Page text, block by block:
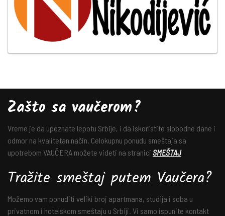
Zašto sa vaučerom?
Vreme je da upoznate lepotu Srbije, i da iskoristite slobodne dane i
odmor na kvalitetan način. Celokupnu ponudu smeštaja sa
upotrebom VAUČERA možete videti na stranici SMEŠTAJ
Tražite smeštaj putem Vaučera?
Možemo vam ponuditi veliki broj apartmana, studija i soba u
privatnom i hotelskom smeštaju u Srbiji. Vi samo ispunite kontakt